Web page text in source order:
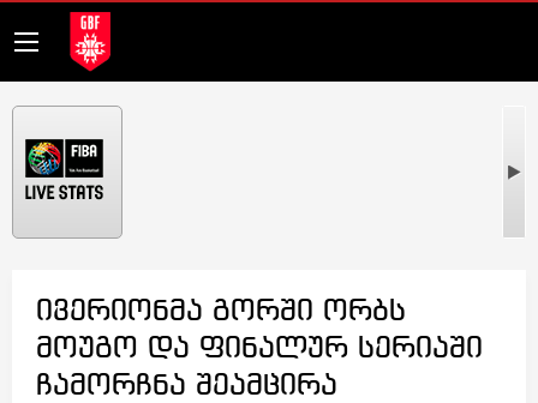
ივერიონმა გორში ორბს
მოუგო და ფინალურ სერიაში
ჩამორჩნა შეამცირა